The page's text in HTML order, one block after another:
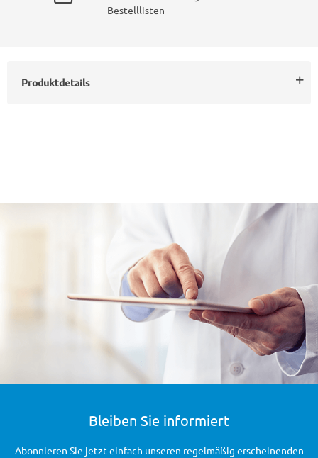
Bestelllisten
Produktdetails
Bleiben Sie informiert
Abonnieren Sie jetzt einfach unseren regelmäßig erscheinenden